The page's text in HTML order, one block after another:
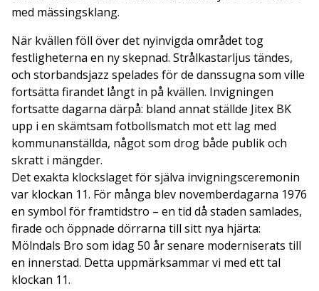
med mässingsklang.
När kvällen föll över det nyinvigda området tog
festligheterna en ny skepnad. Strålkastarljus tändes,
och storbandsjazz spelades för de danssugna som ville
fortsätta firandet långt in på kvällen. Invigningen
fortsatte dagarna därpå: bland annat ställde Jitex BK
upp i en skämtsam fotbollsmatch mot ett lag med
kommunanställda, något som drog både publik och
skratt i mängder.
Det exakta klockslaget för själva invigningsceremonin
var klockan 11. För många blev novemberdagarna 1976
en symbol för framtidstro – en tid då staden samlades,
firade och öppnade dörrarna till sitt nya hjärta:
Mölndals Bro som idag 50 år senare moderniserats till
en innerstad. Detta uppmärksammar vi med ett tal
klockan 11.